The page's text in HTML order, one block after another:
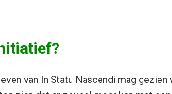
van In Statu Nascendi mag